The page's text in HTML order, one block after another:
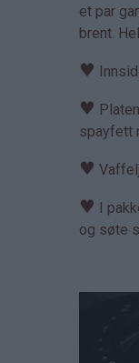
et par
brent.
♥
♥
spayfett
♥
♥ I
og søte